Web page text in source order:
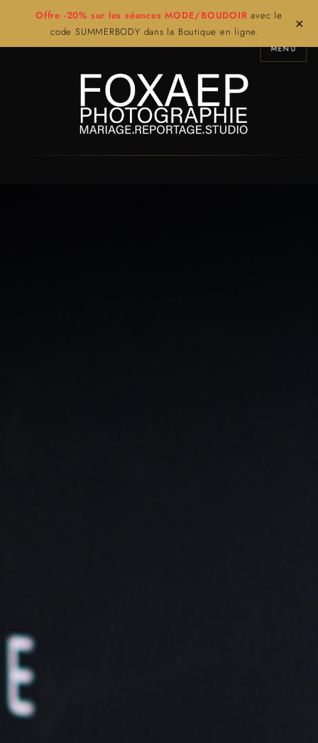
Offre -20% sur les séances MODE/BOUDOIR avec le
code SUMMERBODY dans la Boutique en ligne.
×
MENU